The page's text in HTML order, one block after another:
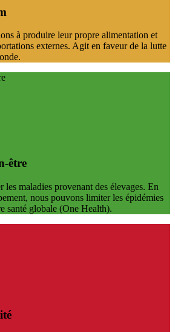
à produire leur propre alimentation et
externes. Agit en faveur de la lutte
être
les maladies provenant des élevages. En
nous pouvons limiter les épidémies
santé globale (One Health).